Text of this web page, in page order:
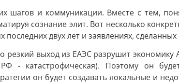
и коммуникации. Вместе с тем,
сознание элит. Вот несколько
двух лет и заявлениях,
резкий выход из ЕАЭС разрушит экономику
- катастрофическая). Поэтому он
он будет создавать локальные и